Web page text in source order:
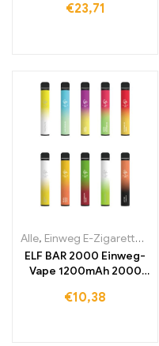
Zigarette
€23,71
Alle, Einweg E-Zigaretten
ELF BAR 2000 Einweg-
Vape 1200mAh 2000
€10,38